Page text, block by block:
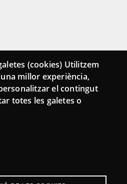
(cookies) Utilitzem
millor experiència,
el contingut
totes les galetes o